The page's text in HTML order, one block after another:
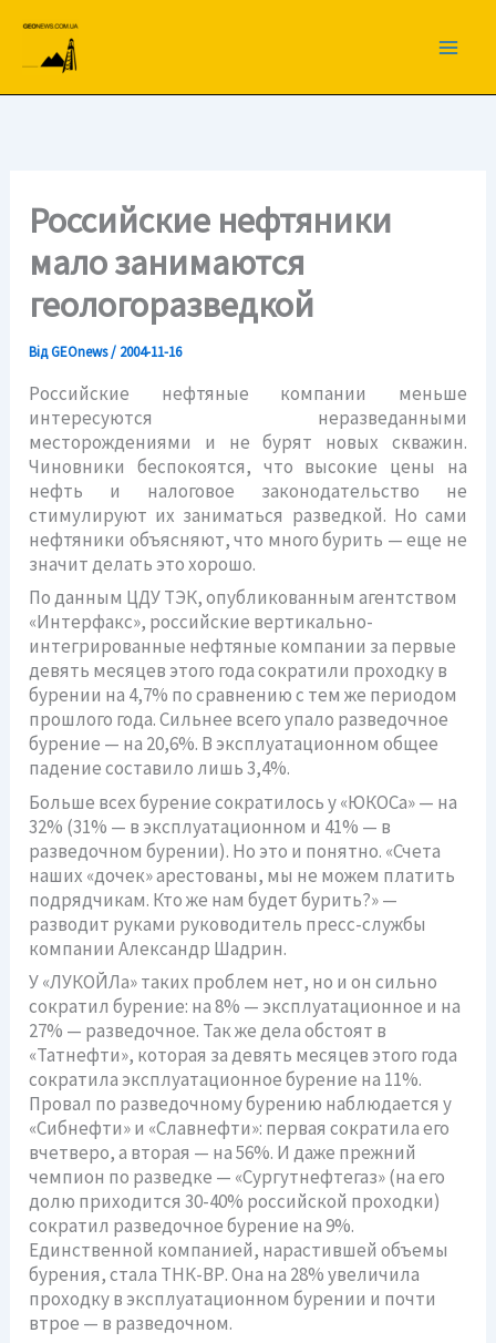
вмісту
Российские нефтяники
мало занимаются
геологоразведкой
ВідGEOnews/ 2004-11-16
Российские нефтяные компании меньше
интересуются неразведанными
месторождениями и не бурят новых скважин.
Чиновники беспокоятся, что высокие цены на
нефть и налоговое законодательство не
стимулируют их заниматься разведкой. Но сами
нефтяники объясняют, что много бурить — еще не
значит делать это хорошо.
По данным ЦДУ ТЭК, опубликованным агентством
«Интерфакс», российские вертикально-
интегрированные нефтяные компании за первые
девять месяцев этого года сократили проходку в
бурении на 4,7% по сравнению с тем же периодом
прошлого года. Сильнее всего упало разведочное
бурение — на 20,6%. В эксплуатационном общее
падение составило лишь 3,4%.
Больше всех бурение сократилось у «ЮКОСа» — на
32% (31% — в эксплуатационном и 41% — в
разведочном бурении). Но это и понятно. «Счета
наших «дочек» арестованы, мы не можем платить
подрядчикам. Кто же нам будет бурить?» —
разводит руками руководитель пресс-службы
компании Александр Шадрин.
У «ЛУКОЙЛа» таких проблем нет, но и он сильно
сократил бурение: на 8% — эксплуатационное и на
27% — разведочное. Так же дела обстоят в
«Татнефти», которая за девять месяцев этого года
сократила эксплуатационное бурение на 11%.
Провал по разведочному бурению наблюдается у
«Сибнефти» и «Славнефти»: первая сократила его
вчетверо, а вторая — на 56%. И даже прежний
чемпион по разведке — «Сургутнефтегаз» (на его
долю приходится 30-40% российской проходки)
сократил разведочное бурение на 9%.
Единственной компанией, нарастившей объемы
бурения, стала ТНК-ВР. Она на 28% увеличила
проходку в эксплуатационном бурении и почти
втрое — в разведочном.